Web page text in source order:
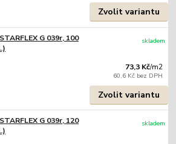
Zvolit variantu
G 039r, 100
73,3 Kč/m2
60,6 Kč bez DPH
skladem
Zvolit variantu
G 039r, 120
skladem